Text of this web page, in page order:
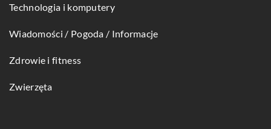
Technologia i komputery
Wiadomości / Pogoda / Informacje
Zdrowie i fitness
Zwierzęta